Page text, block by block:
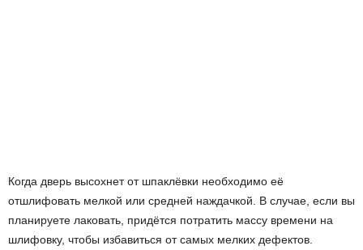
Когда дверь высохнет от шпаклёвки необходимо её
отшлифовать мелкой или средней наждачкой. В случае, если вы
планируете лаковать, придётся потратить массу времени на
шлифовку, чтобы избавиться от самых мелких дефектов.